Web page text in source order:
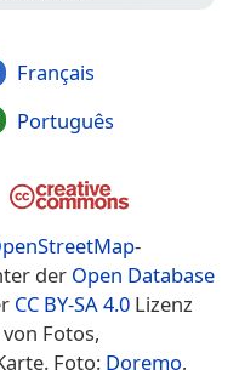
Français
Português
-
der Open Database
CC BY-SA 4.0 Lizenz
Fotos,
Foto: Doremo,